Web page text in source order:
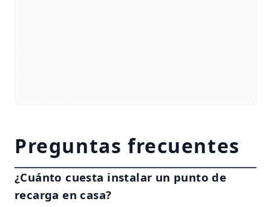
Preguntas frecuentes
¿Cuánto cuesta instalar un punto de
recarga en casa?